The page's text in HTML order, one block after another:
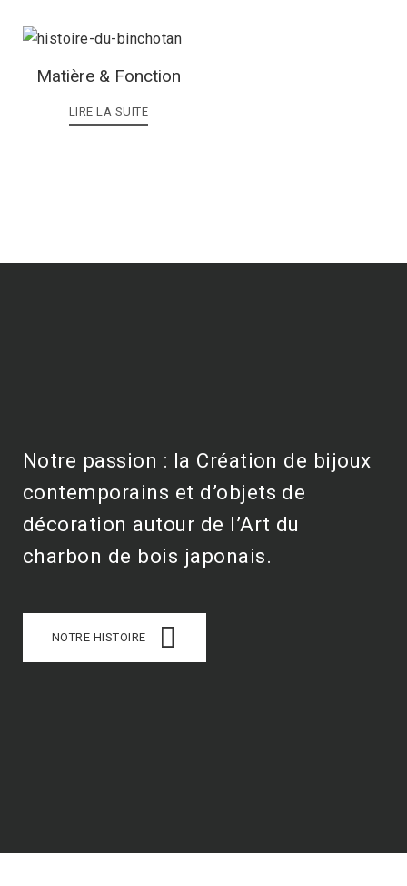
Matière & Fonction
LIRE LA SUITE
Notre passion : la Création de bijoux
contemporains et d’objets de
décoration autour de l’Art du
charbon de bois japonais.
NOTRE HISTOIRE